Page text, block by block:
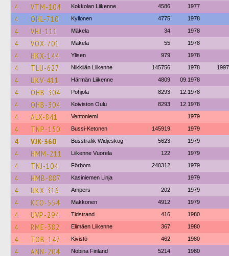
4 VTM-104 Kokkolan Liikenne 4586 1977
4 OHL-710 Kyllonen 4775 1978
4 VHJ-111 Mäkela 34 1978
4 VOX-701 Mäkela 55 1978
4 HKX-144 Ylisen 979 1978
4 TLU-627 Nikkilän Liikenne 145756 1978 1997
4 UKV-411 Härmän Liikenne 4809 09.1978
4 OHB-304 Pohjola 8293 12.1978
4 OHB-304 Koiviston Oulu 8293 12.1978
4 ALX-841 Ventoniemi 1979
4 TNP-150 Bussi-Ketonen 145919 1979
4 VJK-360 Busstrafik Widjeskog 5623 1979
4 HMM-211 Liikenne Vuorela 122 1979
4 TNJ-104 Förbom 240312 1979
4 HMB-887 Kasiniemen Linja 1979
4 UKX-316 Ampers 202 1979
4 KCO-554 Makkonen 4912 1979
4 UVP-294 Tidstrand 416 1980
4 RME-382 Elimäen Liikenne 367 1980
4 TOB-147 Kivistö 462 1980
4 ANN-204 Nobina Finland 5214 1980